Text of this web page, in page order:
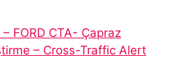
– FORD CTA- Çapraz
– Cross-Traffic Alert